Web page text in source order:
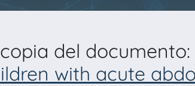
del documento:
with acute